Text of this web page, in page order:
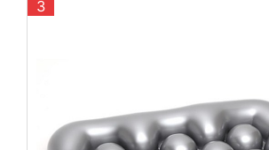
3